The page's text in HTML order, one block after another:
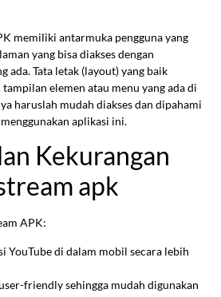
memiliki antarmuka pengguna yang
yang bisa diakses dengan
ada. Tata letak (layout) yang baik
elemen atau menu yang ada di
haruslah mudah diakses dan dipahami
aplikasi ini.
Kekurangan
apk
APK:
YouTube di dalam mobil secara lebih
friendly sehingga mudah digunakan